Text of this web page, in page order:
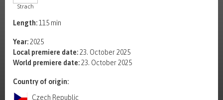
Strach
Length:115 min
Year:2025
Local premiere date:23. October 2025
World premiere date:23. October 2025
Country of origin:
Czech Republic